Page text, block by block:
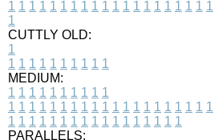
1 1 1 1 1 1 1 1 1 1 1 1 1 1 1 1 1 1 1 1
1
CUTTLY OLD:
1
1 1 1 1 1 1 1 1 1 1
MEDIUM:
1 1 1 1 1 1 1 1 1 1
1 1 1 1 1 1 1 1 1 1 1 1 1 1 1 1 1 1 1 1
1 1 1 1 1 1 1 1 1 1 1 1 1 1 1 1 1
PARALLELS: